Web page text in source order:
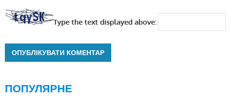
Type the text displayed above:
ПОПУЛЯРНЕ